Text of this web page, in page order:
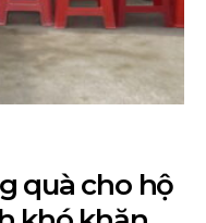
quà cho hộ